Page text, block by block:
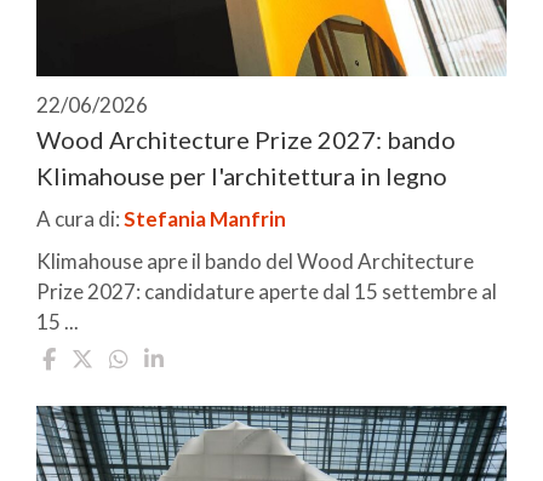
22/06/2026
Wood Architecture Prize 2027: bando
Klimahouse per l'architettura in legno
A cura di:Stefania Manfrin
Klimahouse apre il bando del Wood Architecture
Prize 2027: candidature aperte dal 15 settembre al
15 ...